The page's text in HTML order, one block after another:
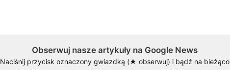
Obserwuj nasze artykuły na Google News
Naciśnij przycisk oznaczony gwiazdką (★ obserwuj) i bądź na bieżąco